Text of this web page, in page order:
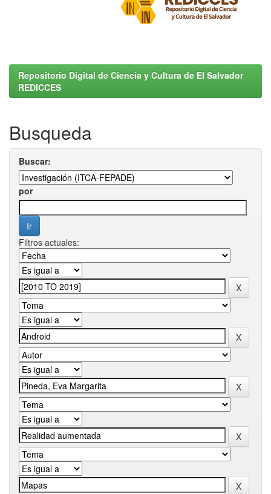
Repositorio Digital de Ciencia y Cultura de El Salvador
REDICCES
Busqueda
Buscar:
por
Filtros actuales: